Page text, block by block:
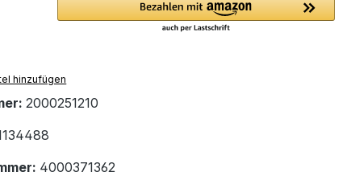
hinzufügen
2000251210
4000371362